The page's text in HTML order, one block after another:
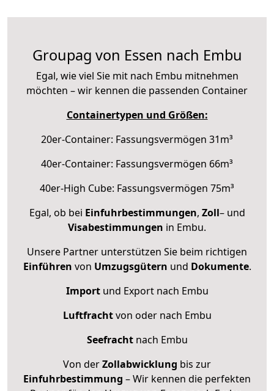
Groupag von Essen nach Embu
Egal, wie viel Sie mit nach Embu mitnehmen
möchten – wir kennen die passenden Container
Containertypen und Größen:
20er-Container: Fassungsvermögen 31m³
40er-Container: Fassungsvermögen 66m³
40er-High Cube: Fassungsvermögen 75m³
Egal, ob bei Einfuhrbestimmungen, Zoll– und
Visabestimmungen in Embu.
Unsere Partner unterstützen Sie beim richtigen
Einführen von Umzugsgütern und Dokumente.
Importund Export nach Embu
Luftfrachtvon oder nach Embu
Seefrachtnach Embu
Von derZollabwicklung bis zur
Einfuhrbestimmung – Wir kennen die perfekten